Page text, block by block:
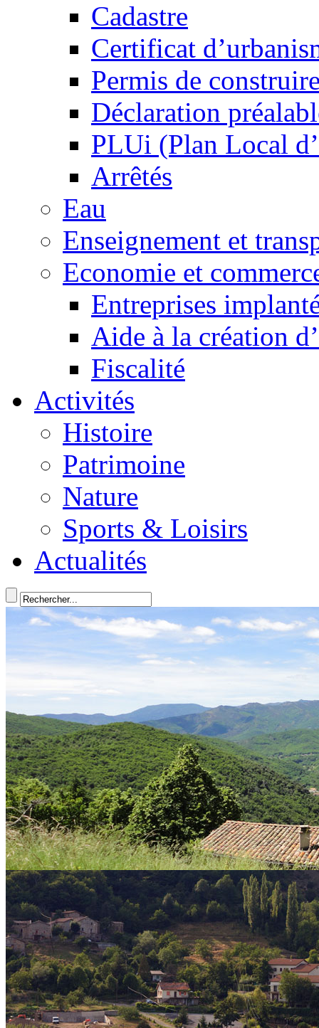
Cadastre
Certificat
Permis de
Déclaration
PLUi (Plan Local
Arrêtés
Eau
Enseignement et
Economie et
Entreprises
Aide à la création
Fiscalité
Activités
Histoire
Patrimoine
Nature
Sports & Loisirs
Actualités